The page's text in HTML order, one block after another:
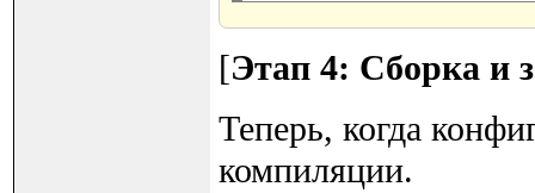
[Этап 4: Сборка и
Теперь, когда
компиляции.